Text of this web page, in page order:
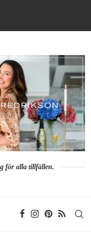
för alla tillfällen.